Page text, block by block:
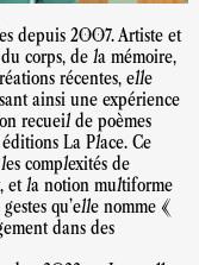
depuis 2007. Artiste et
corps, de la mémoire,
récentes, elle
ainsi une expérience
recueil de poèmes
La Place. Ce
complexités de
et la notion multiforme
qu’elle nomme «
dans des